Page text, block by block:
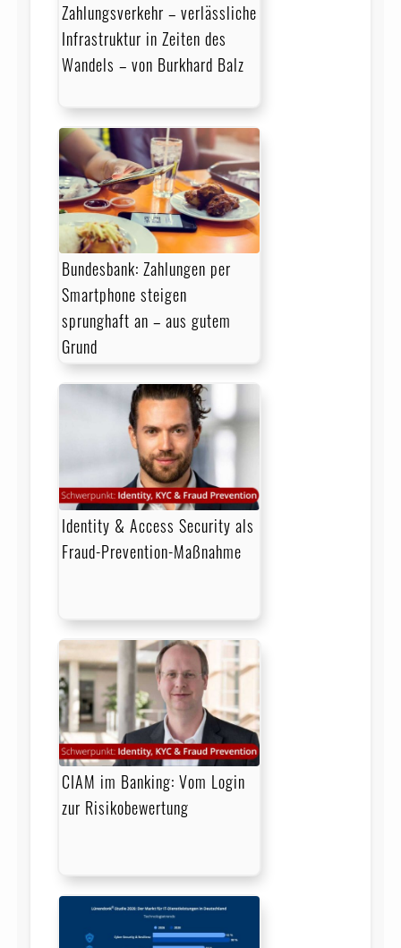
Zahlungsverkehr – verlässliche
Infrastruktur in Zeiten des
Wandels – von Burkhard Balz
Bundesbank: Zahlungen per
Smartphone steigen
sprunghaft an – aus gutem
Grund
Identity & Access Security als
Fraud-Prevention-Maßnahme
CIAM im Banking: Vom Login
zur Risikobewertung